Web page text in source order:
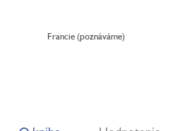
Francie (poznáváme)